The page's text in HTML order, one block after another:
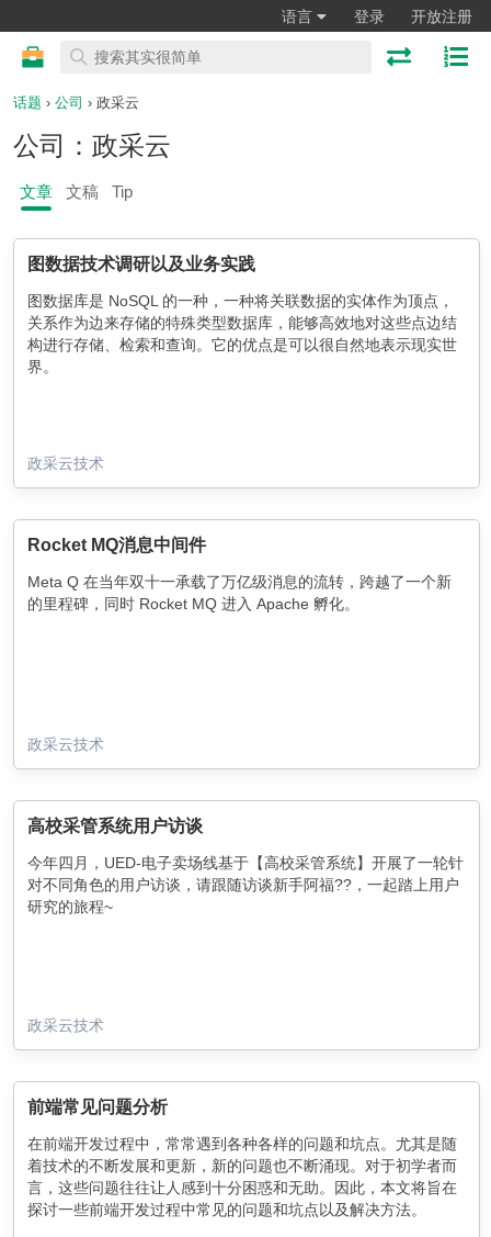
语言 登录 开放注册
话题 › 公司 › 政采云
公司：政采云
文章 文稿 Tip
图数据技术调研以及业务实践
图数据库是 NoSQL 的一种，一种将关联数据的实体作为顶点，
关系作为边来存储的特殊类型数据库，能够高效地对这些点边结
构进行存储、检索和查询。它的优点是可以很自然地表示现实世
界。
政采云技术
Rocket MQ消息中间件
Meta Q 在当年双十一承载了万亿级消息的流转，跨越了一个新
的里程碑，同时 Rocket MQ 进入 Apache 孵化。
政采云技术
高校采管系统用户访谈
今年四月，UED-电子卖场线基于【高校采管系统】开展了一轮针
对不同角色的用户访谈，请跟随访谈新手阿福??，一起踏上用户
研究的旅程~
政采云技术
前端常见问题分析
在前端开发过程中，常常遇到各种各样的问题和坑点。尤其是随
着技术的不断发展和更新，新的问题也不断涌现。对于初学者而
言，这些问题往往让人感到十分困惑和无助。因此，本文将旨在
探讨一些前端开发过程中常见的问题和坑点以及解决方法。